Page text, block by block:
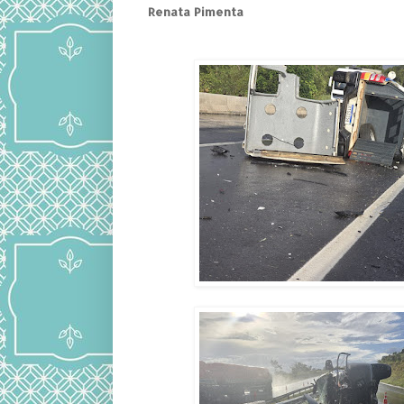
Renata Pimenta